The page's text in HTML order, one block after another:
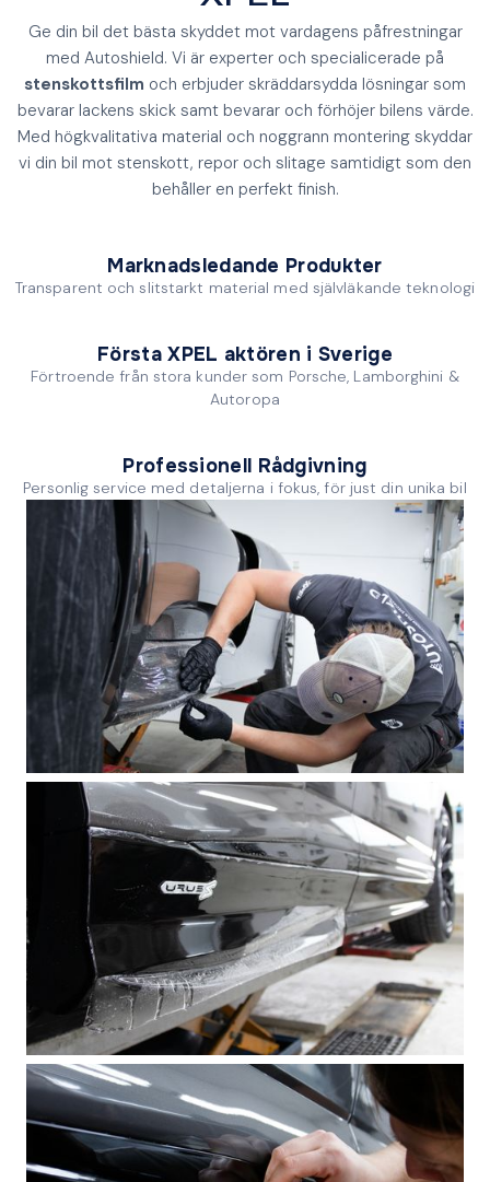
Ge din bil det bästa skyddet mot vardagens påfrestningar
med Autoshield. Vi är experter och specialicerade på
stenskottsfilm och erbjuder skräddarsydda lösningar som
bevarar lackens skick samt bevarar och förhöjer bilens värde.
Med högkvalitativa material och noggrann montering skyddar
vi din bil mot stenskott, repor och slitage samtidigt som den
behåller en perfekt finish.
Marknadsledande Produkter
Transparent och slitstarkt material med självläkande teknologi
Första XPEL aktören i Sverige
Förtroende från stora kunder som Porsche, Lamborghini &
Autoropa
Professionell Rådgivning
Personlig service med detaljerna i fokus, för just din unika bil